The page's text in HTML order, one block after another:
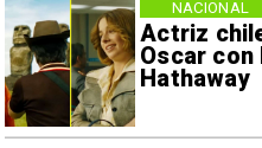
Actriz
Oscar con
Hathaway
NACIONAL